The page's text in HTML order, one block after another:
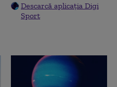
Descarcă aplicația Digi
Sport